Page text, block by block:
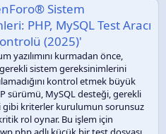
Sistem
PHP, MySQL Test Aracı
(2025)'
yazılımını kurmadan önce,
sistem gereksinimlerini
kontrol etmek büyük
sürümü, MySQL desteği, gerekli
gibi kriterler kurulumun sorunsuz
rol oynar. Bu işlem için